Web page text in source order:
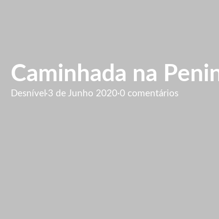
Caminhada na
Desnível ·3 de Junho 2020·0 comentários